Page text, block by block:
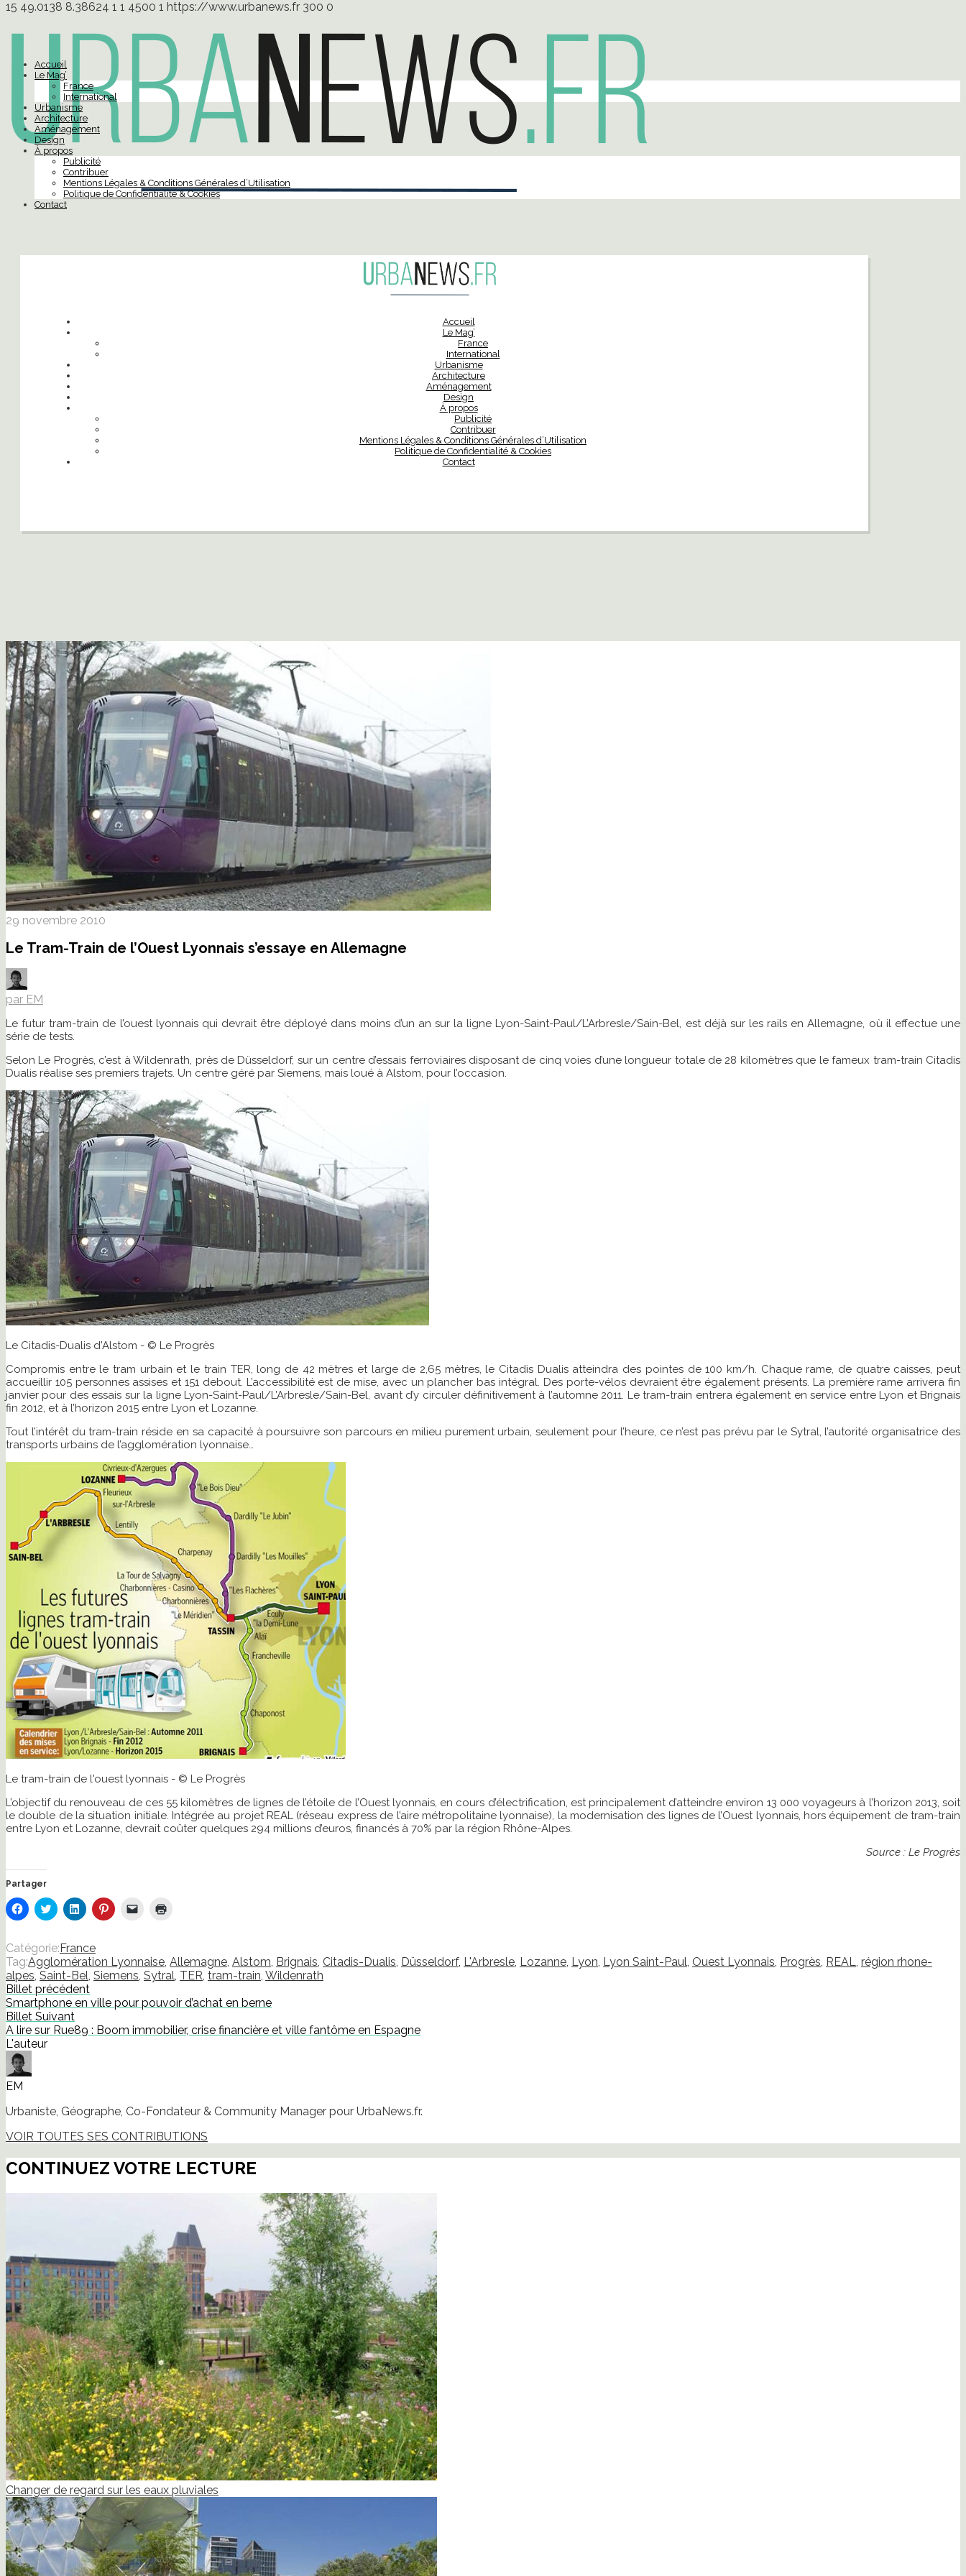
15 49.0138 8.38624 1 1 4500 1 https://www.urbanews.fr 300 0
Accueil
Le Mag’
France
International
Urbanisme
Architecture
Aménagement
Design
À propos
Publicité
Contribuer
Mentions Légales & Conditions Générales d’Utilisation
Politique de Confidentialité & Cookies
Contact
Accueil
Le Mag’
France
International
Urbanisme
Architecture
Aménagement
Design
À propos
Publicité
Contribuer
Mentions Légales & Conditions Générales d’Utilisation
Politique de Confidentialité & Cookies
Contact
29 novembre 2010
Le Tram-Train de l’Ouest Lyonnais s’essaye en Allemagne
par EM
Le futur tram-train de l’ouest lyonnais qui devrait être déployé dans moins d’un an sur la ligne Lyon-Saint-Paul/L’Arbresle/Sain-Bel, est déjà sur les rails en Allemagne, où il effectue une
série de tests.
Selon Le Progrès, c’est à Wildenrath, près de Düsseldorf, sur un centre d’essais ferroviaires disposant de cinq voies d’une longueur totale de 28 kilomètres que le fameux tram-train Citadis
Dualis réalise ses premiers trajets. Un centre géré par Siemens, mais loué à Alstom, pour l’occasion.
Le Citadis-Dualis d'Alstom - © Le Progrès
Compromis entre le tram urbain et le train TER, long de 42 mètres et large de 2,65 mètres, le Citadis Dualis atteindra des pointes de 100 km/h. Chaque rame, de quatre caisses, peut
accueillir 105 personnes assises et 151 debout. L’accessibilité est de mise, avec un plancher bas intégral. Des porte-vélos devraient être également présents. La première rame arrivera fin
janvier pour des essais sur la ligne Lyon-Saint-Paul/L’Arbresle/Sain-Bel, avant d’y circuler définitivement à l’automne 2011. Le tram-train entrera également en service entre Lyon et Brignais
fin 2012, et à l’horizon 2015 entre Lyon et Lozanne.
Tout l’intérêt du tram-train réside en sa capacité à poursuivre son parcours en milieu purement urbain, seulement pour l’heure, ce n’est pas prévu par le Sytral, l’autorité organisatrice des
transports urbains de l’agglomération lyonnaise…
Le tram-train de l'ouest lyonnais - © Le Progrès
L’objectif du renouveau de ces 55 kilomètres de lignes de l’étoile de l’Ouest lyonnais, en cours d’électrification, est principalement d’atteindre environ 13 000 voyageurs à l’horizon 2013, soit
le double de la situation initiale. Intégrée au projet REAL (réseau express de l’aire métropolitaine lyonnaise), la modernisation des lignes de l’Ouest lyonnais, hors équipement de tram-train
entre Lyon et Lozanne, devrait coûter quelques 294 millions d’euros, financés à 70% par la région Rhône-Alpes.
Source : Le Progrès
Partager
Cliquez
pour
Facebook(ouvre
dans
une
nouvelle
fenêtre)
Cliquez
pour
Twitter(ouvre
dans
une
nouvelle
fenêtre)
Cliquez
pour
LinkedIn(ouvre
dans
une
nouvelle
fenêtre)
Cliquez
pour
une
nouvelle
fenêtre)
Cliquer
pour
e-
mail
à
ami(ouvre
dans
nouvelle
fenêtre)
fenêtre)
Catégorie: France
Tag:Agglomération Lyonnaise, Allemagne, Alstom, Brignais, Citadis-Dualis, Düsseldorf, L'Arbresle, Lozanne, Lyon, Lyon Saint-Paul, Ouest Lyonnais, Progrès, REAL, région rhone-
alpes, Saint-Bel, Siemens, Sytral, TER, tram-train, Wildenrath
Billet précédent
Smartphone en ville pour pouvoir d’achat en berne
Billet Suivant
A lire sur Rue89 : Boom immobilier, crise financière et ville fantôme en Espagne
L'auteur
EM
Urbaniste, Géographe, Co-Fondateur & Community Manager pour UrbaNews.fr.
VOIR TOUTES SES CONTRIBUTIONS
CONTINUEZ VOTRE LECTURE
Changer de regard sur les eaux pluviales